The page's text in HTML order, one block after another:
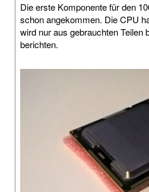
Die erste Komponente für den
schon angekommen. Die CPU
wird nur aus gebrauchten Teilen
berichten.